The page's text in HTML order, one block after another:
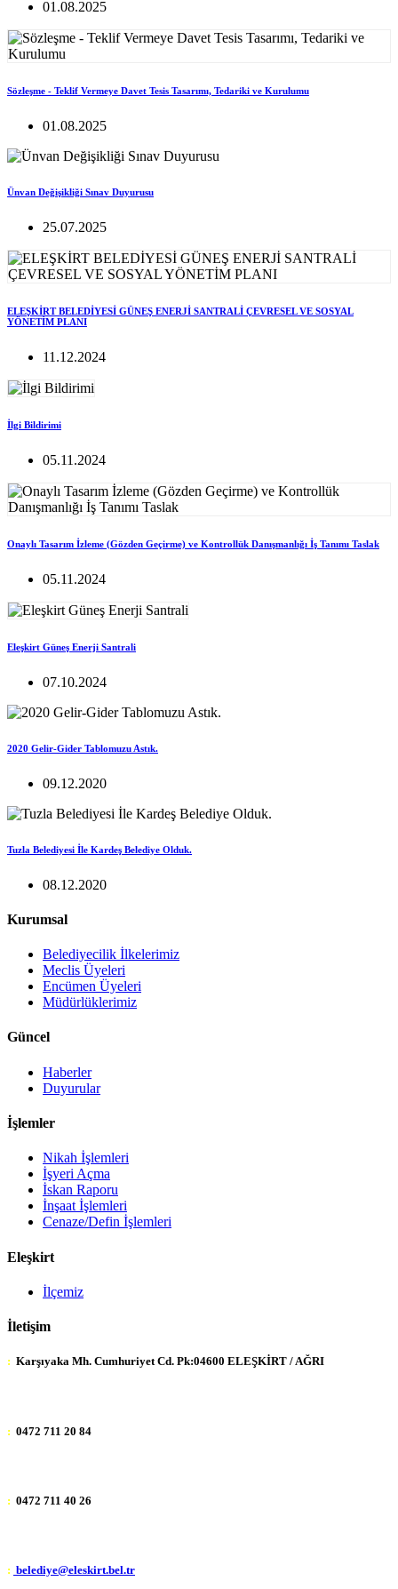
01.08.2025
Sözleşme - Teklif Vermeye Davet Tesis Tasarımı, Tedariki ve Kurulumu
01.08.2025
Ünvan Değişikliği Sınav Duyurusu
25.07.2025
ELEŞKİRT BELEDİYESİ GÜNEŞ ENERJİ SANTRALİ ÇEVRESEL VE SOSYAL
YÖNETİM PLANI
11.12.2024
İlgi Bildirimi
05.11.2024
Onaylı Tasarım İzleme (Gözden Geçirme) ve Kontrollük Danışmanlığı İş Tanımı Taslak
05.11.2024
Eleşkirt Güneş Enerji Santrali
07.10.2024
2020 Gelir-Gider Tablomuzu Astık.
09.12.2020
Tuzla Belediyesi İle Kardeş Belediye Olduk.
08.12.2020
Kurumsal
Belediyecilik İlkelerimiz
Meclis Üyeleri
Encümen Üyeleri
Müdürlüklerimiz
Güncel
Haberler
Duyurular
İşlemler
Nikah İşlemleri
İşyeri Açma
İskan Raporu
İnşaat İşlemleri
Cenaze/Defin İşlemleri
Eleşkirt
İlçemiz
İletişim
: Karşıyaka Mh. Cumhuriyet Cd. Pk:04600 ELEŞKİRT / AĞRI
: 0472 711 20 84
: 0472 711 40 26
: belediye@eleskirt.bel.tr